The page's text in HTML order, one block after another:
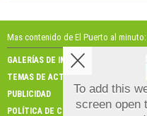
Mas contenido de El Puerto al minuto:
GALERÍAS DE IMÁGENES
TEMAS DE ACTUALIDAD
PUBLICIDAD
POLÍTICA DE COOKIES
To add this
screen open
Aviso